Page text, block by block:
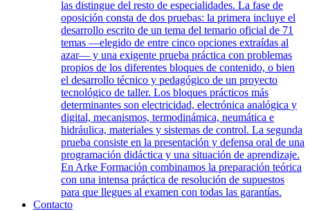
las distingue del resto de especialidades. La fase de
oposición consta de dos pruebas: la primera incluye el
desarrollo escrito de un tema del temario oficial de 71
temas —elegido de entre cinco opciones extraídas al
azar— y una exigente prueba práctica con problemas
propios de los diferentes bloques de contenido, o bien
el desarrollo técnico y pedagógico de un proyecto
tecnológico de taller. Los bloques prácticos más
determinantes son electricidad, electrónica analógica y
digital, mecanismos, termodinámica, neumática e
hidráulica, materiales y sistemas de control. La segunda
prueba consiste en la presentación y defensa oral de una
programación didáctica y una situación de aprendizaje.
En Arke Formación combinamos la preparación teórica
con una intensa práctica de resolución de supuestos
para que llegues al examen con todas las garantías.
Contacto